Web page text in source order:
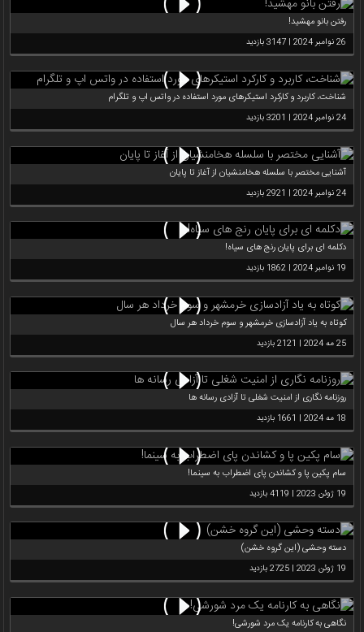
رفتن بانو مهشید!
26 نوامبر 2024 | 3147 بازدید
شناخت، کاربرد و کارکرد استیکرهای مورد استفاده در واتس اپ و تلگرام
24 نوامبر 2024 | 3201 بازدید
آشنایی مختصر با سلسله هخامنشیان از آغاز تا پایان
24 نوامبر 2024 | 2921 بازدید
دکلمه ای برای پایان رنج های سیاه!
19 نوامبر 2024 | 1862 بازدید
کوتاه به یاد آزادسازی خرمشهر و سوم خرداد هر سال
25 مه 2024 | 2121 بازدید
روزنامه نگاری از امنیت شغلی تا آزادی رسانه ها
18 مه 2024 | 1661 بازدید
سام پکین پا و کشاندن پای اضطراب به سینما!
19 ژوئن 2023 | 4119 بازدید
دسته وحشی (این گروه خشن)
19 ژوئن 2023 | 2725 بازدید
نگاهی به کارنامه یک مرد شورشی!